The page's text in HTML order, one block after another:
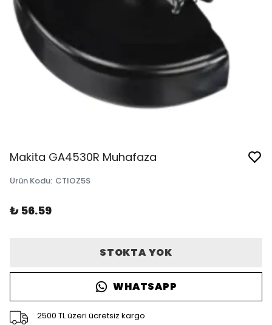
Makita GA4530R Muhafaza
Ürün Kodu: CTIOZ5S
₺ 56.59
STOKTA YOK
WHATSAPP
2500 TL üzeri ücretsiz kargo